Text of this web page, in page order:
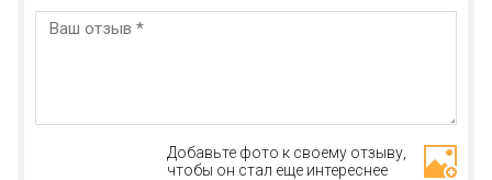
Добавьте фото к своему отзыву,
чтобы он стал еще интереснее